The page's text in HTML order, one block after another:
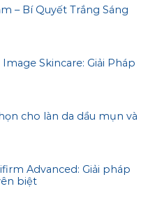
– Bí Quyết Trắng Sáng
Skincare: Giải Pháp
cho làn da dầu mụn và
Advanced: Giải pháp
biệt